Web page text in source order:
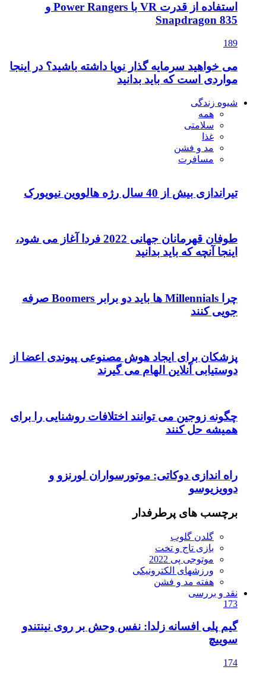
استفاده از قدرت VR با Power Rangers و
Snapdragon 835
189
می خواهید سرمایه گذار نوپا داشته باشید؟ در اینجا
مواردی است که باید بدانید
شیوه زندگی
همه
سلامتی
غذا
مد و فشن
مسافرت
تیراندازی بیش از 40 سال رژه هالووین نیویورک
طوفان قهرمانان جهانی 2022 فردا آغاز می شود،
اینجا آنچه که باید بدانید
چرا Millennials ها باید دو برابر Boomers صرفه
جویی کنند
پزشکان برای ایجاد هوش مصنوعی پیوندی اعضا از
دوستیابی آنلاین الهام می گیرند
چگونه زوجین می توانند اختلافات روشنایی را برای
همیشه حل کنند
راه اندازی دوکاتی: موتورسواران لورنزو و
دوویزیوسو
برچسب های پرطرفدار
گلدن گلوب
بازی تاج و تخت
موتوجی پی 2022
ورزشهای الکترونیکی
هفته مد و فشن
نقد و بررسی
173
گیم پلی افسانه زلدا: نفس وحش بر روی نینتندو
سوییچ
174